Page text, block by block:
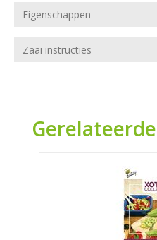
Eigenschappen
Zaai instructies